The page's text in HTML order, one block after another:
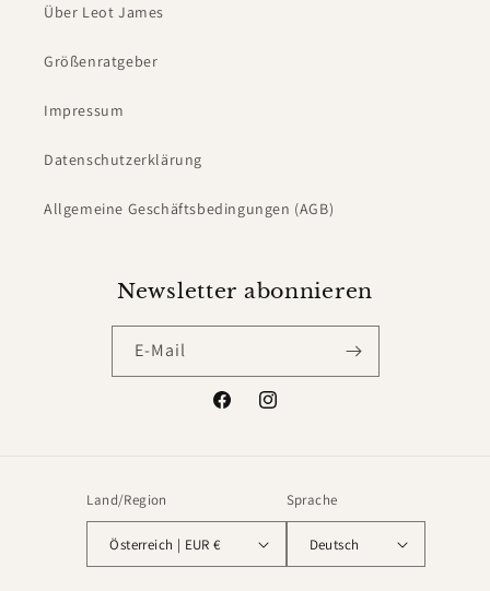
Über Leot James
Größenratgeber
Impressum
Datenschutzerklärung
Allgemeine Geschäftsbedingungen (AGB)
Newsletter abonnieren
E-Mail
FacebookInstagram
Land/Region
Österreich | EUR €
Sprache
Deutsch